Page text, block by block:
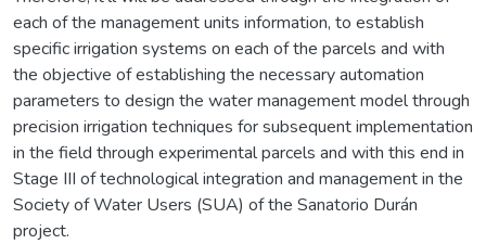
each of the management units information, to establish
specific irrigation systems on each of the parcels and with
the objective of establishing the necessary automation
parameters to design the water management model through
precision irrigation techniques for subsequent implementation
in the field through experimental parcels and with this end in
Stage III of technological integration and management in the
Society of Water Users (SUA) of the Sanatorio Durán
project.